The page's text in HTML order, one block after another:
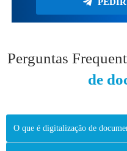
Perguntas
de
O que é digitalização de